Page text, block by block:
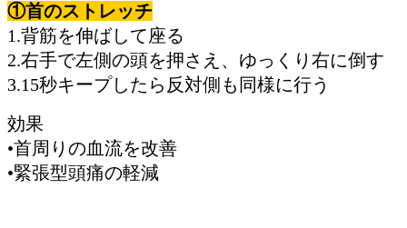
①首のストレッチ
1.背筋を伸ばして座る
2.右手で左側の頭を押さえ、ゆっくり右に倒す
3.15秒キープしたら反対側も同様に行う
効果
•首周りの血流を改善
•緊張型頭痛の軽減